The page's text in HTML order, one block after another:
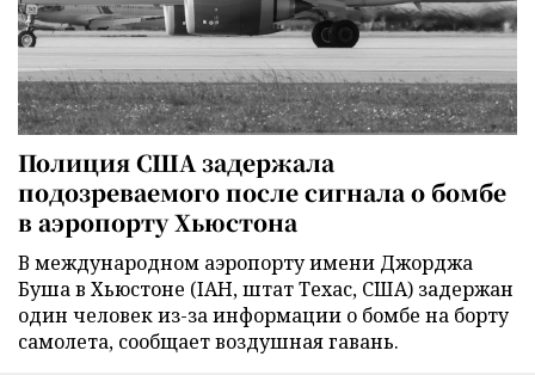
Полиция США задержала
подозреваемого после сигнала о бомбе
в аэропорту Хьюстона
В международном аэропорту имени Джорджа
Буша в Хьюстоне (IAH, штат Техас, США) задержан
один человек из-за информации о бомбе на борту
самолета, сообщает воздушная гавань.